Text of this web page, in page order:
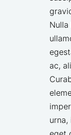
ac,